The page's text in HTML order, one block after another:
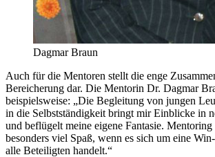
Dagmar Braun
Auch für die Mentoren stellt die enge
Bereicherung dar. Die Mentorin Dr. Dagmar
beispielsweise: „Die Begleitung von jungen
in die Selbstständigkeit bringt mir Einblicke in
und beflügelt meine eigene Fantasie.
besonders viel Spaß, wenn es sich um eine
alle Beteiligten handelt.“